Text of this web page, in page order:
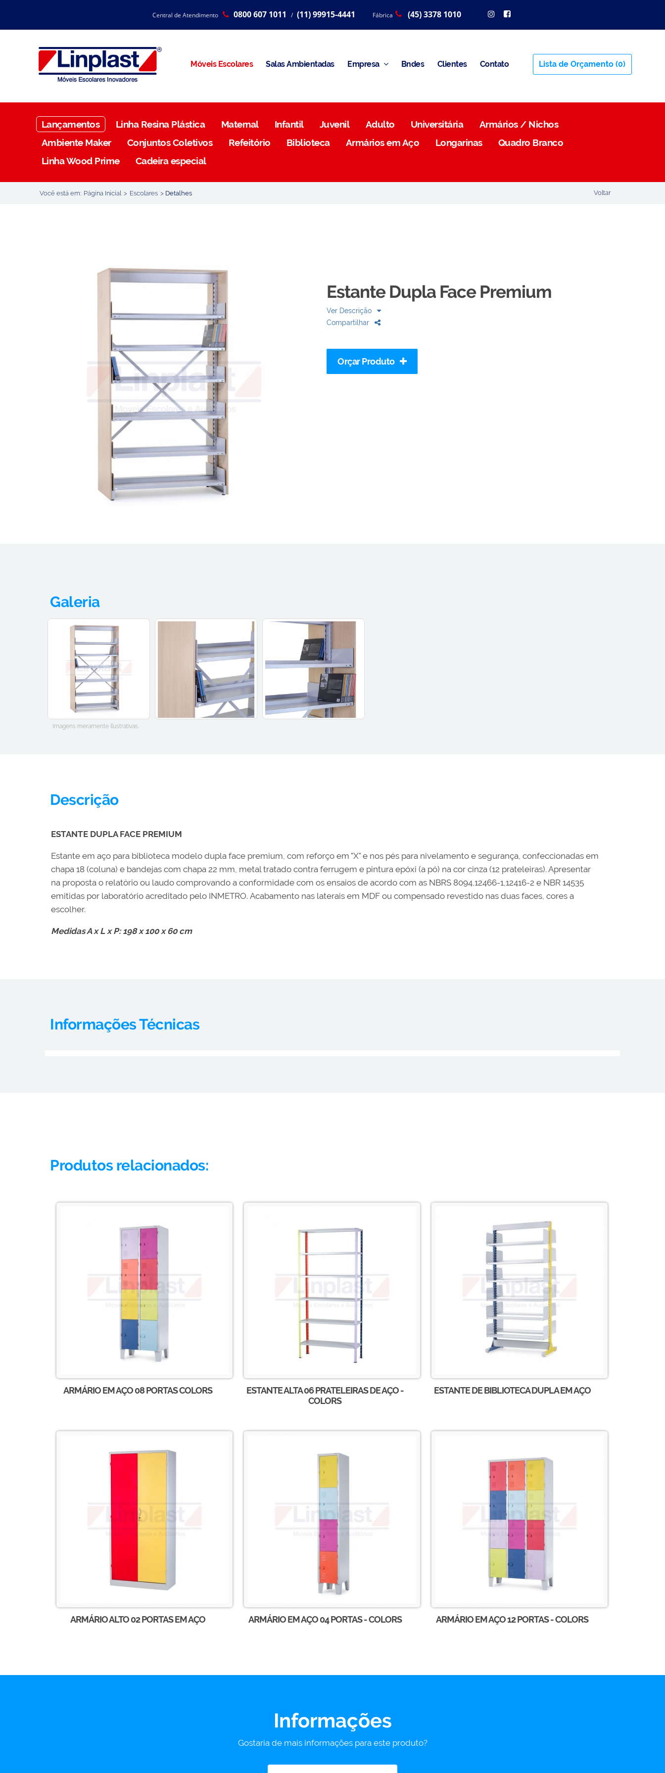
Central de Atendimento 0800 607 1011 / (11) 99915-4441 Fábrica (45) 3378 1010
Móveis Escolares Salas Ambientadas Empresa Bndes Clientes Contato Lista de Orçamento (0)
Lançamentos Linha Resina Plástica Maternal Infantil Juvenil Adulto Universitária
Armários / Nichos
Ambiente Maker
Conjuntos Coletivos Refeitório Biblioteca Armários em Aço Longarinas
Quadro Branco
Linha Wood Prime
Cadeira especial
Você está em: Página Inicial > Escolares > Detalhes Voltar
Estante Dupla Face Premium
Ver Descrição
Compartilhar
Orçar Produto
Galeria
Imagens meramente ilustrativas.
Descrição
ESTANTE DUPLA FACE PREMIUM
Estante em aço para biblioteca modelo dupla face premium, com reforço em "X" e nos pés para nivelamento e segurança, confeccionadas em
chapa 18 (coluna) e bandejas com chapa 22 mm, metal tratado contra ferrugem e pintura epóxi (a pó) na cor cinza (12 prateleiras). Apresentar
na proposta o relatório ou laudo comprovando a conformidade com os ensaios de acordo com as NBRS 8094,12466-1,12416-2 e NBR 14535
emitidas por laboratório acreditado pelo INMETRO. Acabamento nas laterais em MDF ou compensado revestido nas duas faces, cores a
escolher.
Medidas A x L x P: 198 x 100 x 60 cm
Informações Técnicas
Produtos relacionados:
ARMÁRIO EM AÇO 08 PORTAS COLORS
ESTANTE ALTA 06 PRATELEIRAS DE AÇO -
COLORS
ESTANTE DE BIBLIOTECA DUPLA EM AÇO
ARMÁRIO ALTO 02 PORTAS EM AÇO ARMÁRIO EM AÇO 04 PORTAS - COLORS ARMÁRIO EM AÇO 12 PORTAS - COLORS
Informações
Gostaria de mais informações para este produto?
Linha Resina Plástica
Universitária
Armários / Nichos
Conjuntos Coletivos
SOBRE A EMPRESA